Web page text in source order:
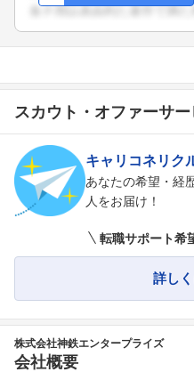
フォロ
こちらの企業も
スカウト・オファーサー
キャリコネリク
あなたの希望・経
人をお届け！
転職サポート希
詳し
株式会社神鉄エンタープライズ
会社概要